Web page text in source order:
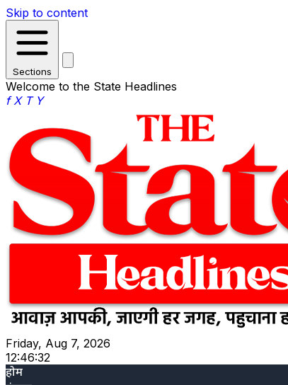
Skip to content
Sections
Welcome to the State Headlines
f X T Y
Friday, Aug 7, 2026
12:46:33
होम